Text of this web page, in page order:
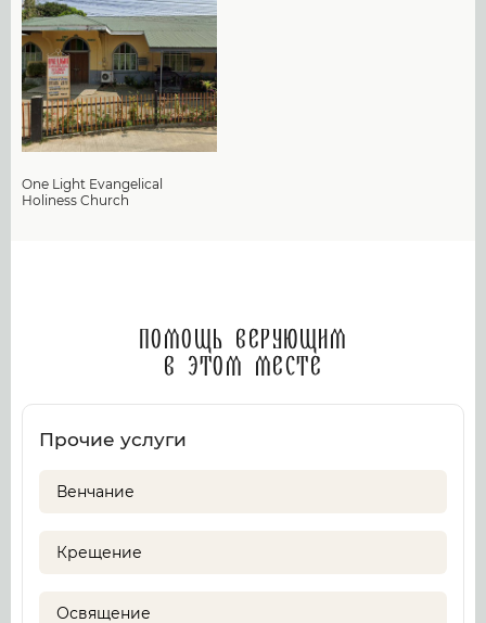
One Light Evangelical
Holiness Church
Помощь верующим
в этом месте
Прочие услуги
Венчание
Крещение
Освящение